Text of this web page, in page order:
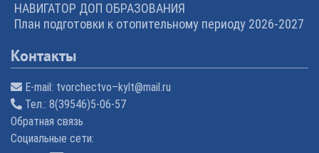
НАВИГАТОР ДОП ОБРАЗОВАНИЯ
План подготовки к отопительному периоду 2026-2027
Контакты
E-mail: tvorchectvo–kylt@mail.ru
Тел.: 8(39546)5-06-57
Обратная связь
Cоциальные сети: